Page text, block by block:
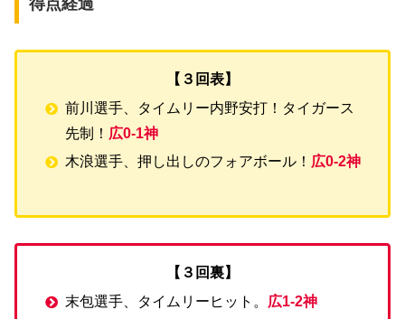
得点経過
【３回表】
前川選手、タイムリー内野安打！タイガース
先制！ 広0-1神
木浪選手、押し出しのフォアボール！ 広0-2神
【３回裏】
末包選手、タイムリーヒット。 広1-2神